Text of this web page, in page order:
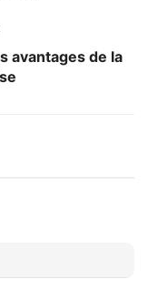
avantages de la